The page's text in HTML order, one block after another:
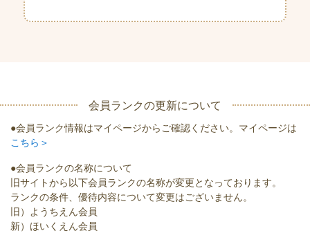
会員ランクの更新について
●会員ランク情報はマイページからご確認ください。マイページは
こちら＞
●会員ランクの名称について
旧サイトから以下会員ランクの名称が変更となっております。
ランクの条件、優待内容について変更はございません。
旧）ようちえん会員
新）ほいくえん会員